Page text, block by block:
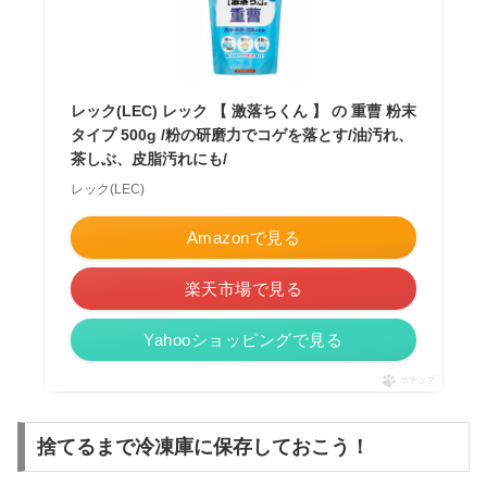
レック(LEC) レック 【 激落ちくん 】 の 重曹 粉末
タイプ 500g /粉の研磨力でコゲを落とす/油汚れ、
茶しぶ、皮脂汚れにも/
レック(LEC)
Amazonで見る
楽天市場で見る
Yahooショッピングで見る
ポチップ
捨てるまで冷凍庫に保存しておこう！